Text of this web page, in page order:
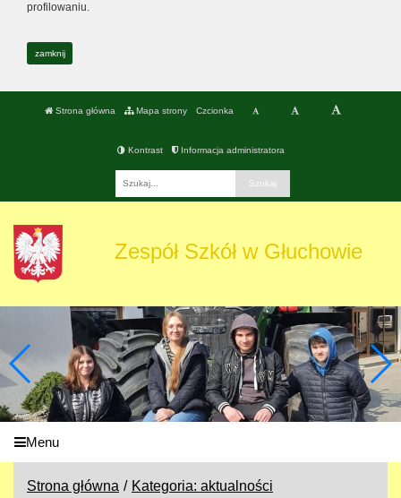
profilowaniu.
zamknij
Strona główna Mapa strony Czcionka
Kontrast Informacja administratora
Zespół Szkół w Głuchowie
Menu
Strona główna
Kategoria: aktualności